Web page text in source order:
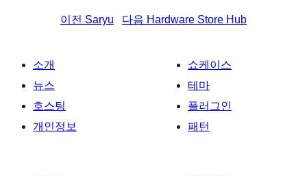
이전 Saryu 다음 Hardware Store Hub
소개
뉴스
호스팅
개인정보
쇼케이스
테마
플러그인
패턴